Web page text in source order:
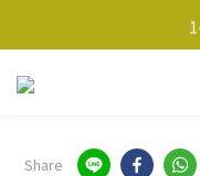
超商取
超商取
Share